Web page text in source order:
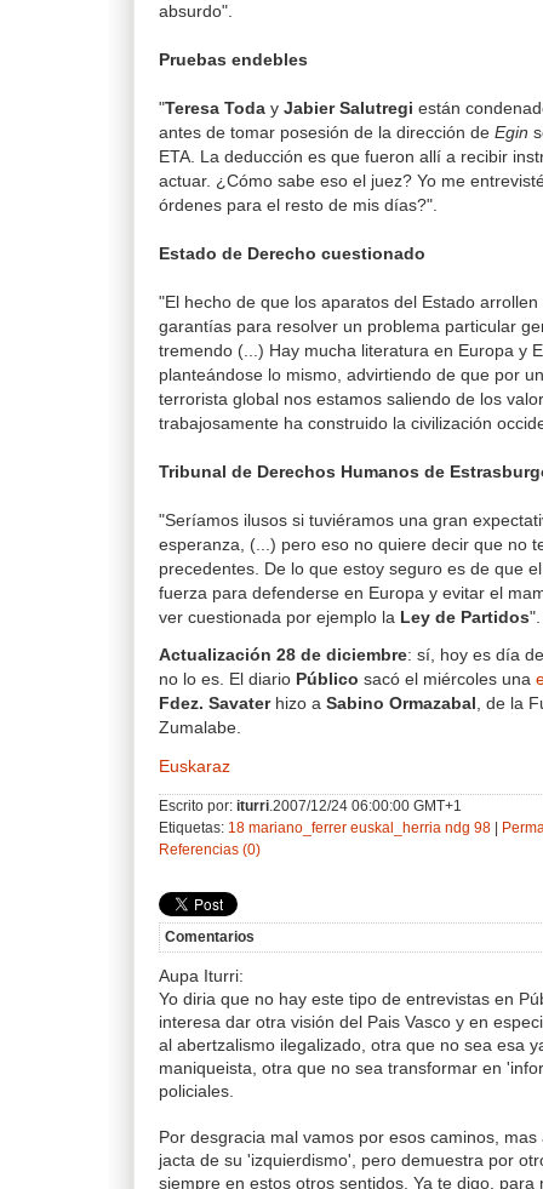
absurdo".
Pruebas endebles
"Teresa Toda y Jabier Salutregi están
antes de tomar posesión de la dirección de Egin
ETA. La deducción es que fueron allí a recibir
actuar. ¿Cómo sabe eso el juez? Yo me
órdenes para el resto de mis días?".
Estado de Derecho cuestionado
"El hecho de que los aparatos del Estado
garantías para resolver un problema particular
tremendo (...) Hay mucha literatura en Europa y
planteándose lo mismo, advirtiendo de que por
terrorista global nos estamos saliendo de los
trabajosamente ha construido la civilización
Tribunal de Derechos Humanos de
"Seríamos ilusos si tuviéramos una gran
esperanza, (...) pero eso no quiere decir que no
precedentes. De lo que estoy seguro es de que
fuerza para defenderse en Europa y evitar el
ver cuestionada por ejemplo la Ley de Partidos".
Actualización 28 de diciembre: sí, hoy es día
no lo es. El diario Público sacó el miércoles una
Fdez. Savaterhizo a Sabino Ormazabal , de la
Zumalabe.
Euskaraz
Escrito por: iturri .2007/12/24 06:00:00 GMT+1
Etiquetas: 18 mariano_ferrer euskal_herria ndg 98 |
Referencias (0)
Comentarios
Aupa Iturri:
Yo diria que no hay este tipo de entrevistas en
interesa dar otra visión del Pais Vasco y en
al abertzalismo ilegalizado, otra que no sea esa
maniqueista, otra que no sea transformar en
policiales.
Por desgracia mal vamos por esos caminos,
jacta de su 'izquierdismo', pero demuestra por
siempre en estos otros sentidos. Ya te digo, para